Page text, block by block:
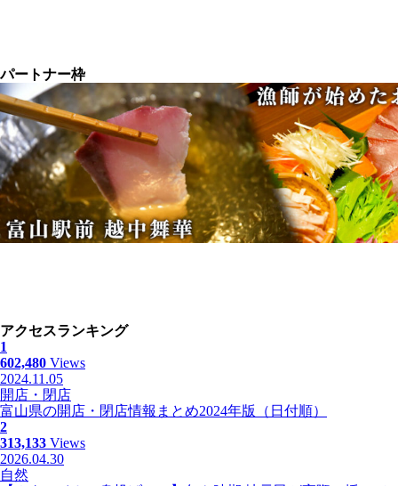
パートナー枠
アクセスランキング
1
602,480 Views
2024.11.05
開店・閉店
富山県の開店・閉店情報まとめ2024年版（日付順）
2
313,133 Views
2026.04.30
自然